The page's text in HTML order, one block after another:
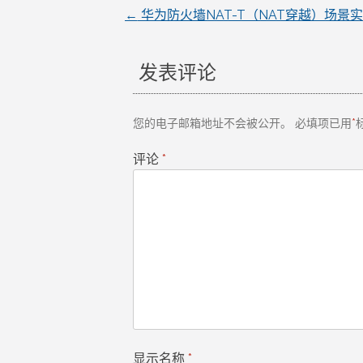
文
章
导
← 华为防火墙NAT-T（NAT穿越）场景
发表评论
您的电子邮箱地址不会被公开。 必填项已用*
评论 *
显示名称 *